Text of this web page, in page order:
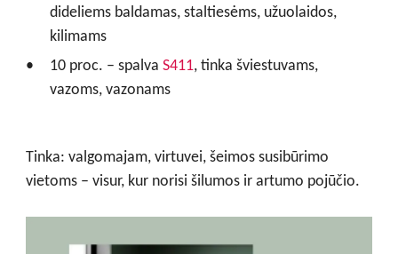
dideliems baldamas, staltiesėms, užuolaidos,
kilimams
10 proc. – spalva S411, tinka šviestuvams,
vazoms, vazonams
Tinka: valgomajam, virtuvei, šeimos susibūrimo
vietoms – visur, kur norisi šilumos ir artumo pojūčio.